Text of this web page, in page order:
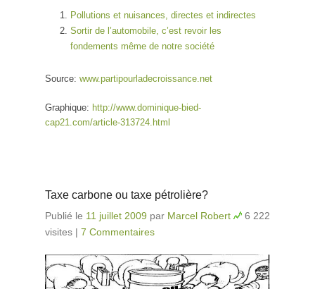
Pollutions et nuisances, directes et indirectes
Sortir de l’automobile, c’est revoir les
fondements même de notre société
Source: www.partipourladecroissance.net
Graphique: http://www.dominique-bied-
cap21.com/article-313724.html
Taxe carbone ou taxe pétrolière?
Publié le 11 juillet 2009 par Marcel Robert
6 222
visites | 7 Commentaires